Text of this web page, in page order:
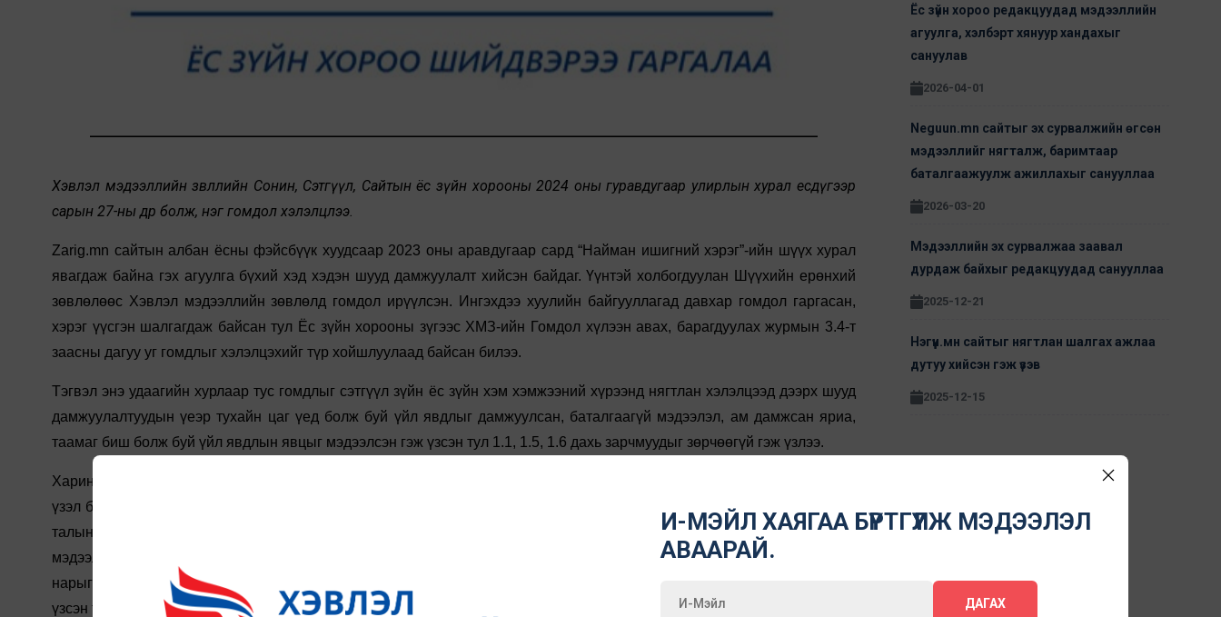
Хэвлэл мэдээллийн зөвлөлийн Сонин, Сэтгүүл, Сайтын ёс зүйн хорооны 2024 оны гуравдугаар улирлын хурал есдүгээр
сарын 27-ны өдөр болж, нэг гомдол хэлэлцлээ.
Zarig.mn сайтын албан ёсны фэйсбүүк хуудсаар 2023 оны аравдугаар сард “Найман ишигний хэрэг”-ийн шүүх хурал
явагдаж байна гэх агуулга бүхий хэд хэдэн шууд дамжуулалт хийсэн байдаг. Үүнтэй холбогдуулан Шүүхийн ерөнхий
зөвлөлөөс Хэвлэл мэдээллийн зөвлөлд гомдол ирүүлсэн. Ингэхдээ хуулийн байгууллагад давхар гомдол гаргасан,
хэрэг үүсгэн шалгагдаж байсан тул Ёс зүйн хорооны зүгээс ХМЗ-ийн Гомдол хүлээн авах, барагдуулах журмын 3.4-т
заасны дагуу уг гомдлыг хэлэлцэхийг түр хойшлуулаад байсан билээ.
Тэгвэл энэ удаагийн хурлаар тус гомдлыг сэтгүүл зүйн ёс зүйн хэм хэмжээний хүрээнд нягтлан хэлэлцээд дээрх шууд
дамжуулалтуудын үеэр тухайн цаг үед болж буй үйл явдлыг дамжуулсан, баталгаагүй мэдээлэл, ам дамжсан яриа,
таамаг биш болж буй үйл явдлын явцыг мэдээлсэн гэж үзсэн тул 1.1, 1.5, 1.6 дахь зарчмуудыг зөрчөөгүй гэж үзлээ.
Харин редакц мэдээллээ дамжуулахдаа шүүхээс эцэслэн шийдвэрлэгдээгүй хэргийн талаар урьдчилсан дүгнэлт хийж,
үзэл бодлоо оруулан, тус хэргийн шалгагдаж буй гэмт хэргийн зүйлчлэлийн талаар дутуу мэдээлэл түгээж, зөвхөн нэг
талын эх сурвалжийн мэдээллээр шүүх зөвхөн найман ишиг хулгайлсан асуудлыг шийдвэрлэх гэж байгаа мэтээр
мэдээлж олон нийтэд ташаа ойлголт төрүүлсэн, тус сайт асуудлыг сурвалжилж үнэн зөвийг нь олж өгснөөр шүүгдэгч
нарыг шүүх суллаж, тохирсон ял шийтгэл оноон, ар гэр, үр хүүхэдтэй нь уулзуулсан мэтээр буруу ойлголт өгсөн гэж
үзсэн тул 1.3 дахь зарчмын “...мэдээллийг нөхцөл байдлаас салгаж мушгин гуйвуулах ёсгүйг үргэлж санаж, ийм зөрчил
Ёс зүйн хороо редакцуудад мэдээллийн
агуулга, хэлбэрт хянуур хандахыг
сануулав
2026-04-01
Neguun.mn сайтыг эх сурвалжийн өгсөн
мэдээллийг нягталж, баримтаар
баталгаажуулж ажиллахыг санууллаа
2026-03-20
Мэдээллийн эх сурвалжаа заавал
дурдаж байхыг редакцуудад санууллаа
2025-12-21
Нэгүүн.мн сайтыг нягтлан шалгах ажлаа
дутуу хийсэн гэж үзэв
2025-12-15
И-МЭЙЛ ХАЯГАА БҮРТГҮҮЛЖ МЭДЭЭЛЭЛ
АВААРАЙ.
ДАГАХ